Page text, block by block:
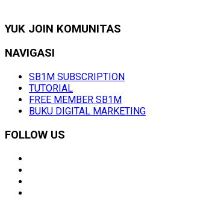
YUK JOIN KOMUNITAS
NAVIGASI
SB1M SUBSCRIPTION
TUTORIAL
FREE MEMBER SB1M
BUKU DIGITAL MARKETING
FOLLOW US